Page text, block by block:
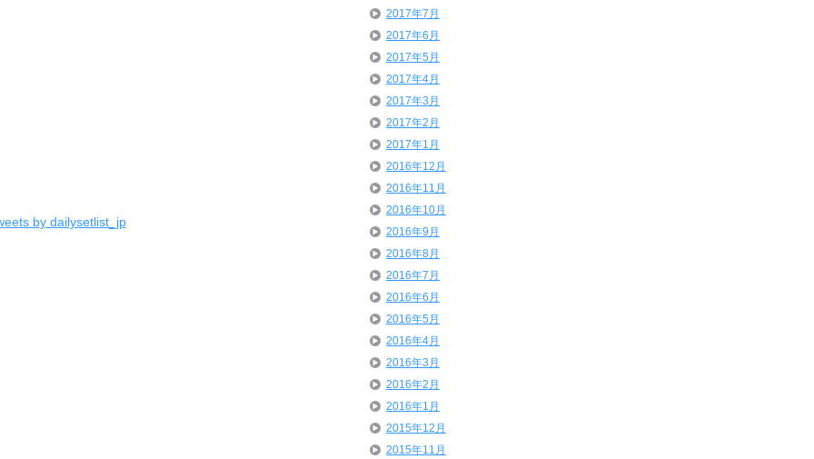
by dailysetlist_jp
2017年7月
2017年6月
2017年5月
2017年4月
2017年3月
2017年2月
2017年1月
2016年12月
2016年11月
2016年10月
2016年9月
2016年8月
2016年7月
2016年6月
2016年5月
2016年4月
2016年3月
2016年2月
2016年1月
2015年12月
2015年11月